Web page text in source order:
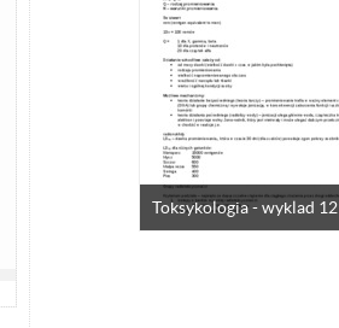
Toksykologia - wyklad 12